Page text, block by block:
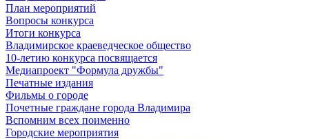
План мероприятий
Вопросы конкурса
Итоги конкурса
Владимирское краеведческое общество
10-летию конкурса посвящается
Медиапроект "Формула дружбы"
Печатные издания
Фильмы о городе
Почетные граждане города Владимира
Вспомним всех поименно
Городские мероприятия